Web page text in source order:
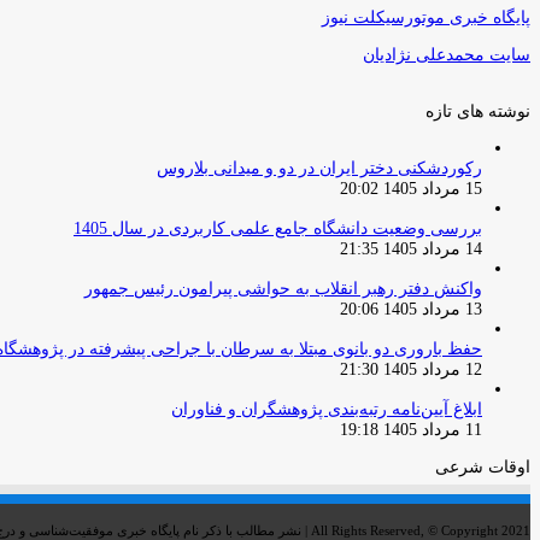
پایگاه خبری موتورسیکلت نیوز
سایت محمدعلی نژادیان
نوشته های تازه
رکوردشکنی دختر ایران در دو و میدانی بلاروس
15 مرداد 1405 20:02
بررسی وضعیت دانشگاه جامع علمی کاربردی در سال 1405
14 مرداد 1405 21:35
واکنش دفتر رهبر انقلاب به حواشی پیرامون رئیس جمهور
13 مرداد 1405 20:06
حفظ باروری دو بانوی مبتلا به سرطان با جراحی پیشرفته در
12 مرداد 1405 21:30
ابلاغ آیین‌نامه رتبه‌بندی پژوهشگران و فناوران
11 مرداد 1405 19:18
اوقات شرعی
All Rights Reserved, © Copyright 2021 | نشر مطالب با ذکر نام پایگاه خبری موفقیت‌شناسی و درج لینک خبر بلامانع است